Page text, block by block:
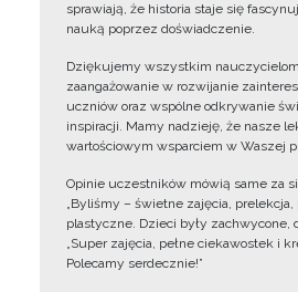
sprawiają, że historia staje się
nauką poprzez doświadczenie.
Dziękujemy wszystkim
zaangażowanie w rozwijanie
uczniów oraz wspólne odkrywanie
inspiracji. Mamy nadzieję, że nasze
wartościowym wsparciem w Waszej
Opinie uczestników mówią same za
„Byliśmy – świetne zajęcia,
plastyczne. Dzieci były zachwycone,
„Super zajęcia, pełne ciekawostek i
Polecamy serdecznie!”